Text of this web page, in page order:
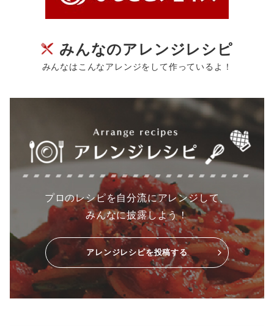
みんなのアレンジレシピ
みんなはこんなアレンジをして作っているよ！
プロのレシピを自分流にアレンジして、
みんなに披露しよう！
アレンジレシピを投稿する